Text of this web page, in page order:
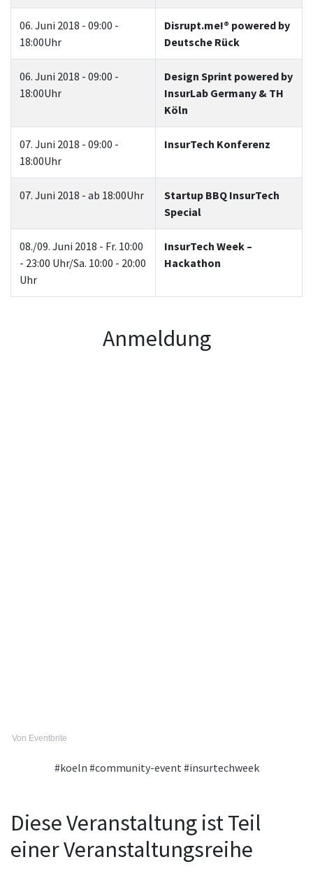
06. Juni 2018 - 09:00 -
18:00Uhr
Disrupt.me!® powered by
Deutsche Rück
06. Juni 2018 - 09:00 -
18:00Uhr
Design Sprint powered by
InsurLab Germany & TH
Köln
07. Juni 2018 - 09:00 -
18:00Uhr
InsurTech Konferenz
07. Juni 2018 - ab 18:00Uhr
Startup BBQ InsurTech
Special
08./09. Juni 2018 - Fr. 10:00
- 23:00 Uhr/Sa. 10:00 - 20:00
Uhr
InsurTech Week –
Hackathon
Anmeldung
Von Eventbrite
#koeln #community-event #insurtechweek
Diese Veranstaltung ist Teil
einer Veranstaltungsreihe